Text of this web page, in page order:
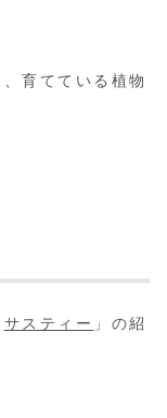
育てている植物
サスティー 」の紹